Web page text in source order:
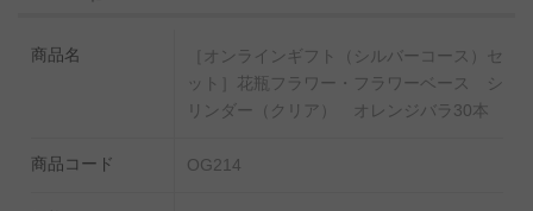
イルのフラワーギフトセット商品です。
国産苗にこだわった高級薔薇は、花の大きさ、葉の瑞々
しさ、花持ちの長さが一般的な生花店で販売されている
い、退職祝い、長寿祝い（還暦・古希・喜寿・傘寿・米
商品名
［オンラインギフト（シルバーコース）セ
ット］花瓶フラワー・フラワーベース シ
リンダー（クリア） オレンジバラ30本
商品コード OG214